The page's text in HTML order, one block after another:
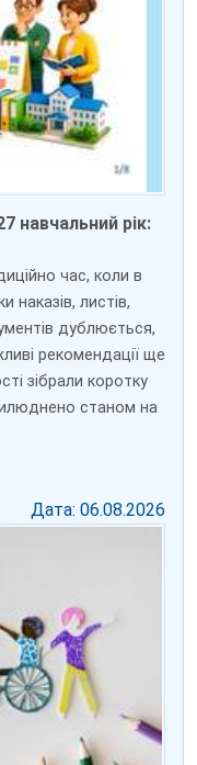
навчальний рік:
час, коли в
наказів, листів,
дублюється,
рекомендації ще
зібрали коротку
станом на
Дата: 06.08.2026